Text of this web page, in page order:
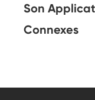
Son
Connexes